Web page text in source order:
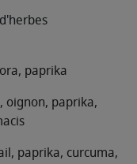
paprika
oignon, paprika,
paprika, curcuma,